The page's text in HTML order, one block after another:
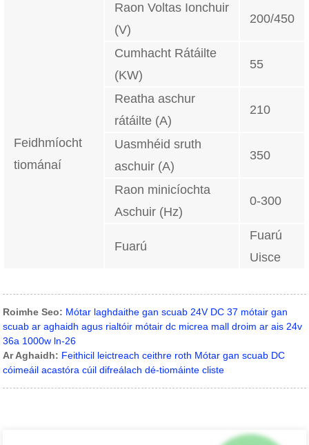
Feidhmíocht
tiománaí
Raon Voltas Ionchuir
(V)
200/450
Cumhacht Rátáilte
(KW)
55
Reatha aschur
rátáilte (A)
210
Uasmhéid sruth
aschuir (A)
350
Raon minicíochta
Aschuir (Hz)
0-300
Fuarú
Fuarú
Uisce
Roimhe Seo: Mótar laghdaithe gan scuab 24V DC 37 mótair gan
scuab ar aghaidh agus rialtóir mótair dc micrea mall droim ar ais 24v
36a 1000w ln-26
Ar Aghaidh: Feithicil leictreach ceithre roth Mótar gan scuab DC
cóimeáil acastóra cúil difreálach dé-tiomáinte cliste